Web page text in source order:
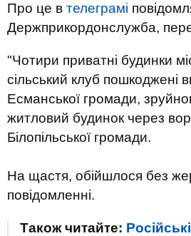
Про це в телеграмі
Держприкордонслужба,
"Чотири приватні будинки
сільський клуб пошкоджені
Есманської громади,
житловий будинок через
Білопільської громади.
На щастя, обійшлося без
повідомленні.
Також читайте: